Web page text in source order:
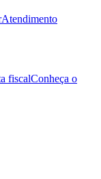
Atendimento
fiscalConheça o